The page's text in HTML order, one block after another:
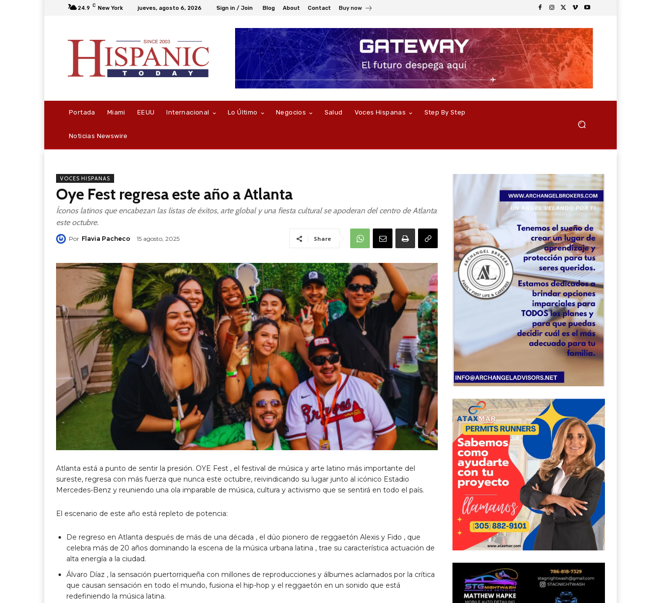
24.9 C New York jueves, agosto 6, 2026 Sign in / Join Blog About Contact Buy now
Portada Miami EEUU Internacional Lo Último Negocios Salud Voces Hispanas Step By Step
Noticias Newswire
VOCES HISPANAS
Oye Fest regresa este año a Atlanta
Íconos latinos que encabezan las listas de éxitos, arte global y una fiesta cultural se apoderan del centro de Atlanta
este octubre.
Por Flavia Pacheco 15 agosto, 2025 Share
Atlanta está a punto de sentir la presión. OYE Fest , el festival de música y arte latino más importante del
sureste, regresa con más fuerza que nunca este octubre, reivindicando su lugar junto al icónico Estadio
Mercedes-Benz y reuniendo una ola imparable de música, cultura y activismo que se sentirá en todo el país.
El escenario de este año está repleto de potencia:
De regreso en Atlanta después de más de una década , el dúo pionero de reggaetón Alexis y Fido , que
celebra más de 20 años dominando la escena de la música urbana latina , trae su característica actuación de
alta energía a la ciudad.
Álvaro Díaz , la sensación puertorriqueña con millones de reproducciones y álbumes aclamados por la crítica
que causan sensación en todo el mundo, fusiona el hip-hop y el reggaetón en un sonido que está
redefiniendo la música latina.